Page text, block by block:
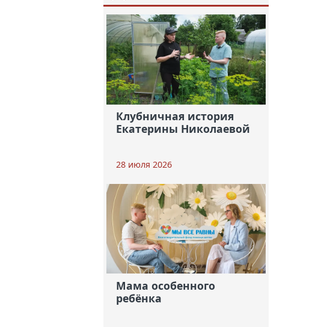
Клубничная история
Екатерины Николаевой
28 июля 2026
Мама особенного
ребёнка